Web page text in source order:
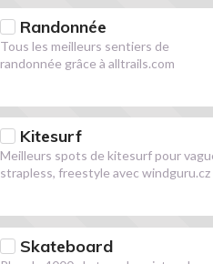
Randonnée
Tous les meilleurs sentiers de
randonnée grâce à alltrails.com
Kitesurf
Meilleurs spots de kitesurf pour
strapless, freestyle avec windguru.cz
Skateboard